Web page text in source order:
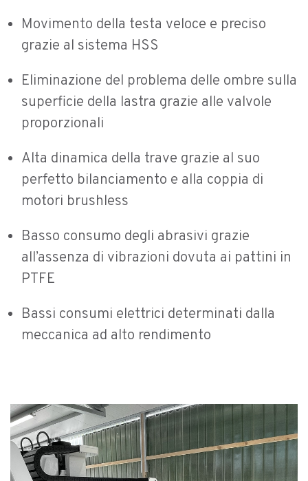
Movimento della testa veloce e preciso
grazie al sistema HSS
Eliminazione del problema delle ombre sulla
superficie della lastra grazie alle valvole
proporzionali
Alta dinamica della trave grazie al suo
perfetto bilanciamento e alla coppia di
motori brushless
Basso consumo degli abrasivi grazie
all’assenza di vibrazioni dovuta ai pattini in
PTFE
Bassi consumi elettrici determinati dalla
meccanica ad alto rendimento